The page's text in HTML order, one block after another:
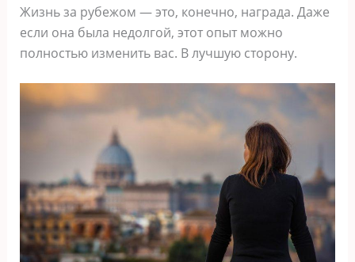
Жизнь за рубежом — это, конечно, награда. Даже
если она была недолгой, этот опыт можно
полностью изменить вас. В лучшую сторону.